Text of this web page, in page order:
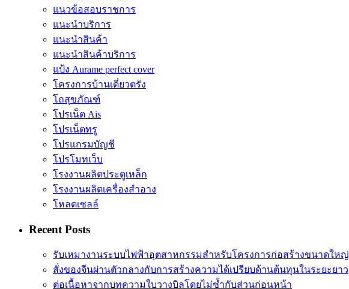
แนวข้อสอบราชการ
แนะนำบริการ
แนะนำสินค้า
แนะนำสินค้าบริการ
แป้ง Aurame perfect cover
โครงการบ้านเดี่ยวตรัง
โถสุขภัณฑ์
โปรเน็ต Ais
โปรเน็ตทรู
โปรแกรมบัญชี
โปรโมทเว็บ
โรงงานผลิตประตูเหล็ก
โรงงานผลิตเครื่องสำอาง
โหลดเซลล์
Recent Posts
รับเหมางานระบบไฟฟ้าอุตสาหกรรมสำหรับโครงการก่อสร้างขนาดใหญ่
สั่งของจีนผ่านตัวกลางกับการสร้างความได้เปรียบด้านต้นทุนในระยะยาว
ต่อเนื้อหาจากบทความใบวางบิลโดยไม่ซ้ำกับส่วนก่อนหน้า